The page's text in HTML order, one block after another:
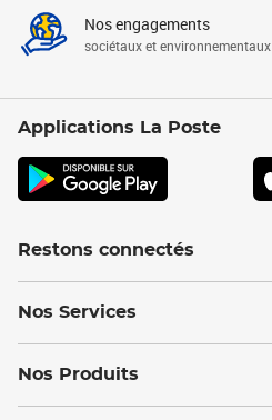
Nos engagements
sociétaux et environnementaux
Applications La Poste
Restons connectés
Nos Services
Nos Produits